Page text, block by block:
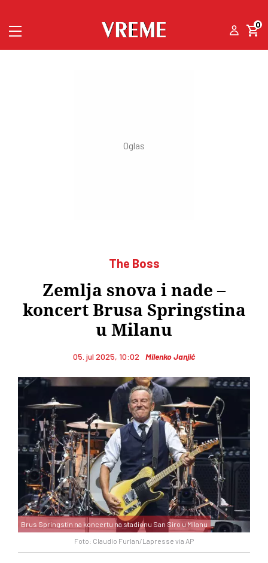
0
The Boss
Zemlja snova i nade –
koncert Brusa Springstina
u Milanu
05. jul 2025, 10:02 Milenko Janjić
Foto: Claudio Furlan/Lapresse via AP
Brus Springstin na koncertu na stadionu San Siro u Milanu